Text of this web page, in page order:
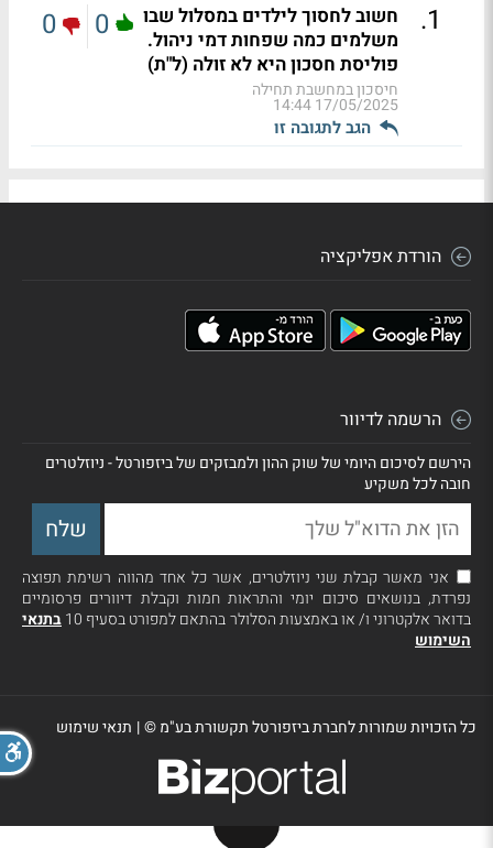
1
.
חשוב לחסוך לילדים במסלול שבו
משלמים כמה שפחות דמי ניהול.
פוליסת חסכון היא לא זולה (ל"ת)
חיסכון במחשבת תחילה
17/05/2025 14:44
הגב לתגובה זו
0
0
הורדת אפליקציה
הרשמה לדיוור
הירשם לסיכום היומי של שוק ההון ולמבזקים של ביזפורטל - ניוזלטרים
חובה לכל משקיע
אני מאשר קבלת שני ניוזלטרים, אשר כל אחד מהווה רשימת תפוצה
נפרדת, בנושאים סיכום יומי והתראות חמות וקבלת דיוורים פרסומיים
בדואר אלקטרוני ו/ או באמצעות הסלולר בהתאם למפורט בסעיף 10
בתנאי
השימוש
כל הזכויות שמורות לחברת ביזפורטל תקשורת בע"מ ©| תנאי שימוש